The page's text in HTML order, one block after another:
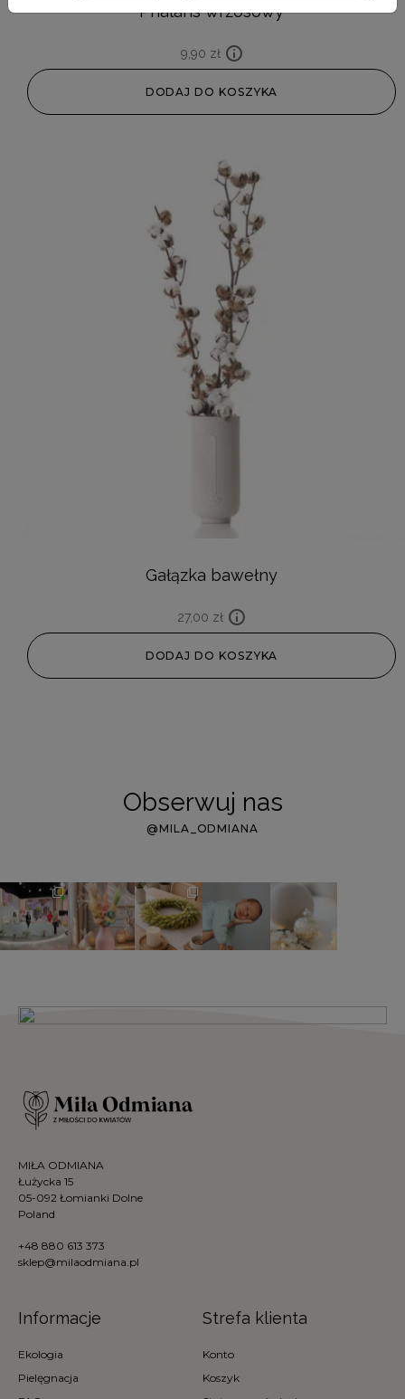
Phalaris wrzosowy
9,90 zł
DODAJ DO KOSZYKA
Gałązka bawełny
27,00 zł
DODAJ DO KOSZYKA
Obserwuj nas
@MILA_ODMIANA
MIŁA ODMIANA
Łużycka 15
05-092 Łomianki Dolne
Poland
+48 880 613 373
sklep@milaodmiana.pl
Informacje
Ekologia
Pielęgnacja
Strefa klienta
Konto
Koszyk